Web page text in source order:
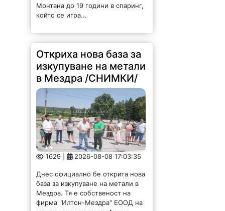
Монтана до 19 години в спаринг,
който се игра...
Откриха нова база за
изкупуване на метали
в Мездра /СНИМКИ/
1629 | 2026-08-08 17:03:35
Днес официално бе открита нова
база за изкупуване на метали в
Мездра. Тя е собственост на
фирма "Илтон-Мездра" ЕООД на